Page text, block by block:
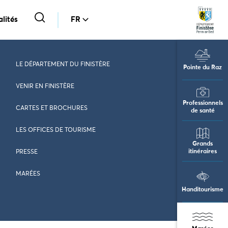
FR
Pointe du Raz
Professionnels
de santé
Grands
itinéraires
Handitourisme
LE DÉPARTEMENT DU FINISTÈRE
VENIR EN FINISTÈRE
CARTES ET BROCHURES
LES OFFICES DE TOURISME
PRESSE
MARÉES